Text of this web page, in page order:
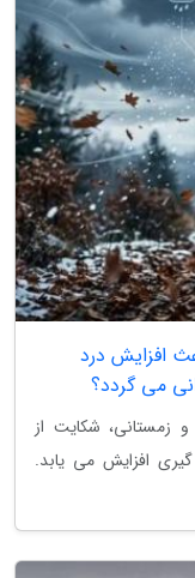
افزایش درد
می گردد؟
زمستانی، شکایت از
افزایش می یابد.